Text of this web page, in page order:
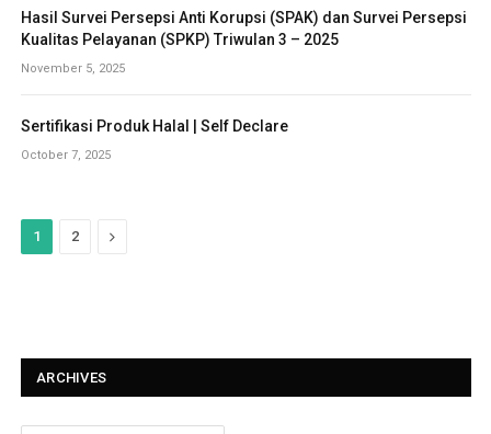
Hasil Survei Persepsi Anti Korupsi (SPAK) dan Survei Persepsi
Kualitas Pelayanan (SPKP) Triwulan 3 – 2025
November 5, 2025
Sertifikasi Produk Halal | Self Declare
October 7, 2025
1 2
N
ARCHIVES